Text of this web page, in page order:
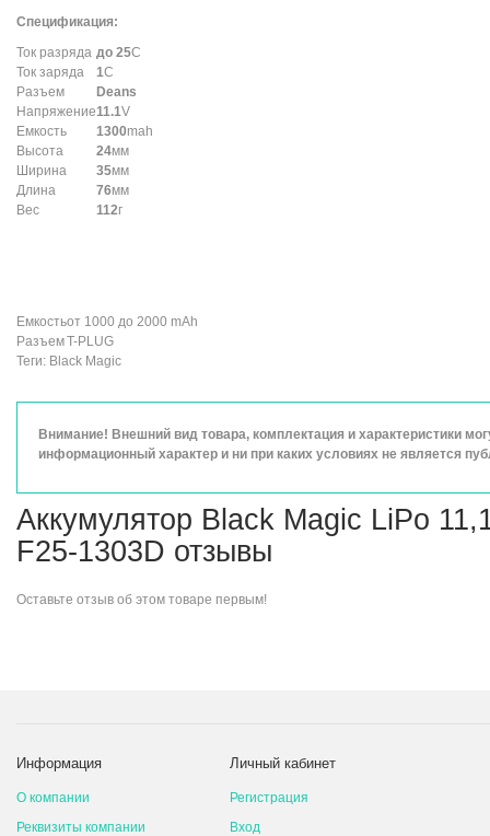
Спецификация:
Ток разряда до 25С
Ток заряда
1С
Разъем
Deans
Напряжение11.1V
Емкость
1300mah
Высота
24мм
Ширина
35мм
Длина
76мм
Вес
112г
Емкостьот 1000 до 2000 mAh
РазъемT-PLUG
Теги: Black Magic
Внимание! Внешний вид товара, комплектация и характеристики
информационный характер и ни при каких условиях не является
Аккумулятор Black Magic LiPo
F25-1303D отзывы
Оставьте отзыв об этом товаре первым!
Информация
О компании
Реквизиты компании
Личный кабинет
Регистрация
Вход